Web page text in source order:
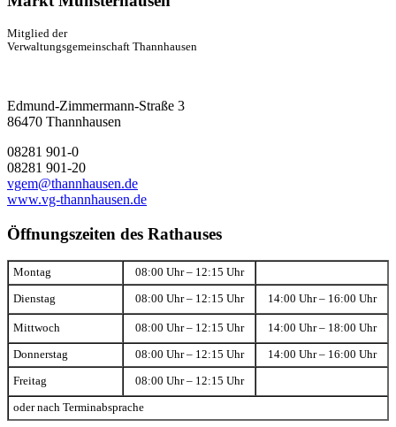
Mitglied der
Verwaltungsgemeinschaft Thannhausen
Edmund-Zimmermann-Straße 3
86470 Thannhausen
08281 901-0
08281 901-20
vgem@thannhausen.de
www.vg-thannhausen.de
Öffnungszeiten des Rathauses
Montag 08:00 Uhr – 12:15 Uhr
Dienstag 08:00 Uhr – 12:15 Uhr 14:00 Uhr – 16:00 Uhr
Mittwoch 08:00 Uhr – 12:15 Uhr 14:00 Uhr – 18:00 Uhr
Donnerstag 08:00 Uhr – 12:15 Uhr 14:00 Uhr – 16:00 Uhr
Freitag 08:00 Uhr – 12:15 Uhr
oder nach Terminabsprache